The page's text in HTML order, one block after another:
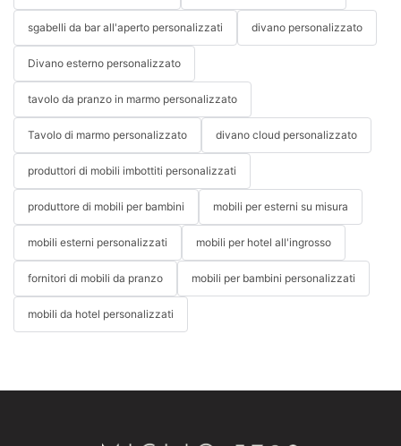
sgabelli da bar all'aperto personalizzati divano personalizzato
Divano esterno personalizzato
tavolo da pranzo in marmo personalizzato
Tavolo di marmo personalizzato divano cloud personalizzato
produttori di mobili imbottiti personalizzati
produttore di mobili per bambini mobili per esterni su misura
mobili esterni personalizzati mobili per hotel all'ingrosso
fornitori di mobili da pranzo mobili per bambini personalizzati
mobili da hotel personalizzati